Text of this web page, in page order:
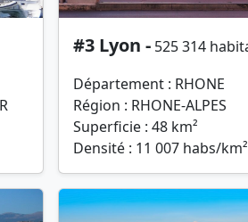
#3 Lyon - 525 314
Département : RHONE
Région : RHONE-ALPES
Superficie : 48 km²
Densité : 11 007 habs/km²